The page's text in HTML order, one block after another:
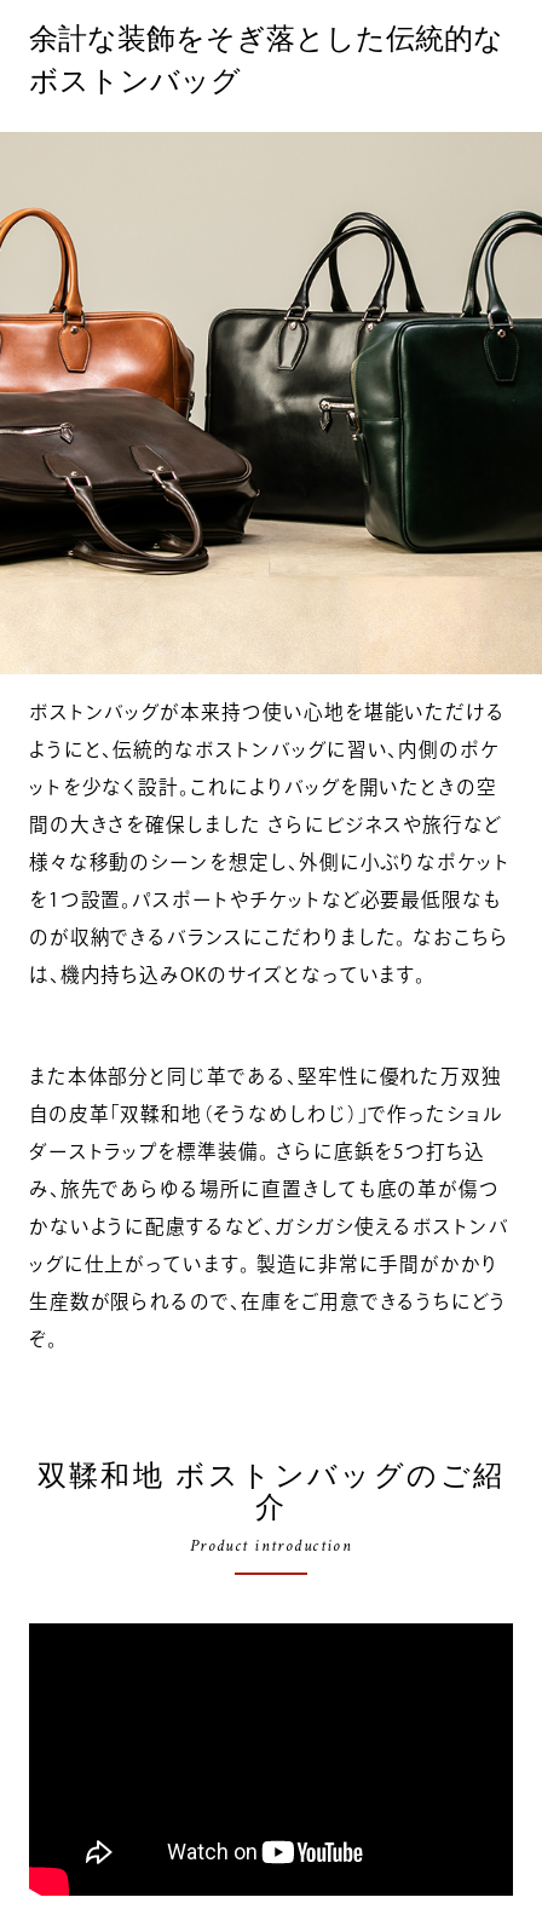
余計な装飾をそぎ落とした伝統的な
ボストンバッグ
ボストンバッグが本来持つ使い心地を堪能いただける
ようにと、伝統的なボストンバッグに習い、内側のポケ
ットを少なく設計。これによりバッグを開いたときの空
間の大きさを確保しました さらにビジネスや旅行など
様々な移動のシーンを想定し、外側に小ぶりなポケット
を1つ設置。パスポートやチケットなど必要最低限なも
のが収納できるバランスにこだわりました。 なおこちら
は、機内持ち込みOKのサイズとなっています。
また本体部分と同じ革である、堅牢性に優れた万双独
自の皮革「双鞣和地（そうなめしわじ）」で作ったショル
ダーストラップを標準装備。 さらに底鋲を5つ打ち込
み、旅先であらゆる場所に直置きしても底の革が傷つ
かないように配慮するなど、ガシガシ使えるボストンバ
ッグに仕上がっています。 製造に非常に手間がかかり
生産数が限られるので、在庫をご用意できるうちにどう
ぞ。
双鞣和地 ボストンバッグのご紹
介
Product introduction